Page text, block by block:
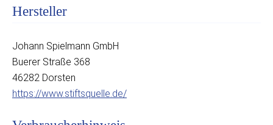
Hersteller
Johann Spielmann GmbH
Buerer Straße 368
46282 Dorsten
https://www.stiftsquelle.de/